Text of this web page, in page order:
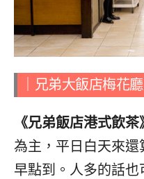
｜兄弟大飯店梅花
《兄弟飯店港式飲茶
為主，平日白天來
早點到。人多的話